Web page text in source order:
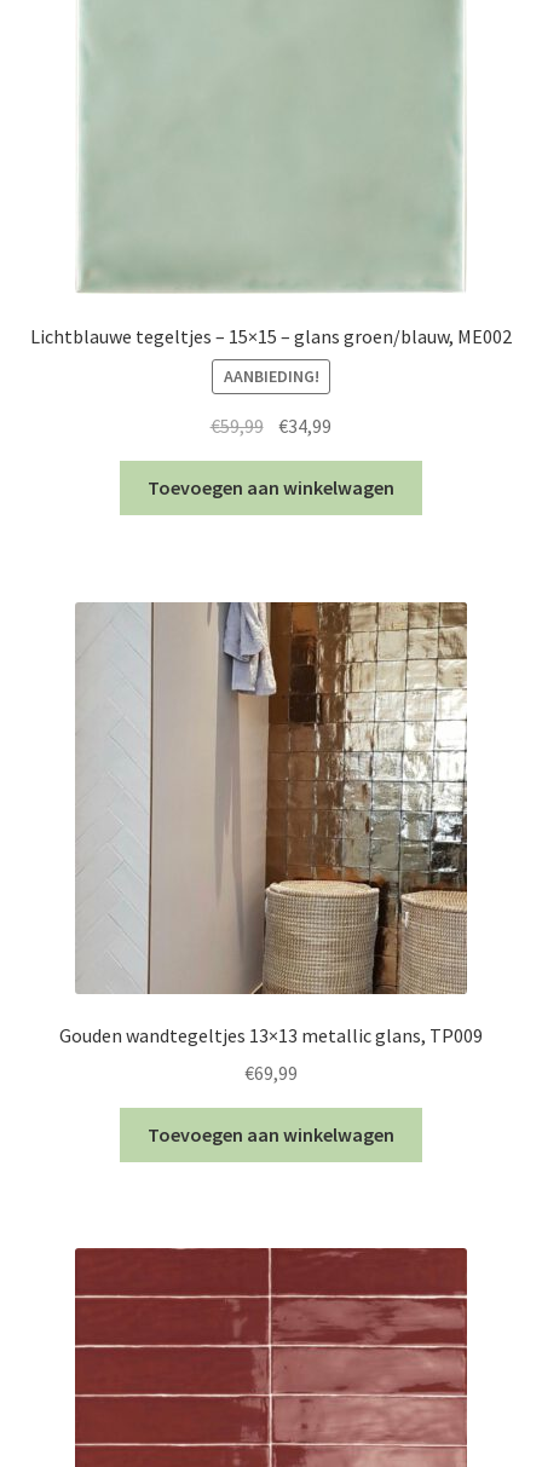
Lichtblauwe tegeltjes – 15×15 – glans groen/blauw, ME002
AANBIEDING!
€59,99 Oorspronkelijke
prijs
was:
€59,99.
€34,99
prijs
is:
€34,99.
Toevoegen aan winkelwagen
Gouden wandtegeltjes 13×13 metallic glans, TP009
€69,99
Toevoegen aan winkelwagen